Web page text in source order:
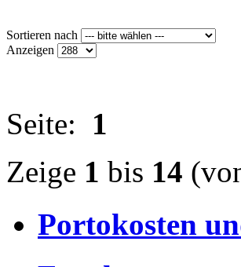
Sortieren nach
Anzeigen
Seite: 1
Zeige 1 bis 14
Portokosten